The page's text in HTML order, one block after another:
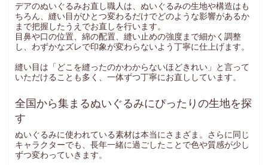
デアのぬいぐるみお直し職人は、ぬいぐるみの生地や構造はも
ちろん、縫い目がひとつ変わるだけでどのような影響があるか
まで把握したうえでお直しを行います。
目鼻や口の位置、綿の配置、縫い止めの強度まで細かく調整
し、わずかなズレで印象が変わらないよう丁寧に仕上げます。
縫い目は「どこを縫ったのかわからないほどきれい」と言って
いただけることも多く、一体ずつ丁寧にお直ししています。
全国から集まるぬいぐるみにぴったりの生地を探
す
ぬいぐるみに使われている素材は本当にさまざま。さらに同じ
キャラクターでも、長年一緒に過ごしたことで色や質感が少し
ずつ変わっていきます。